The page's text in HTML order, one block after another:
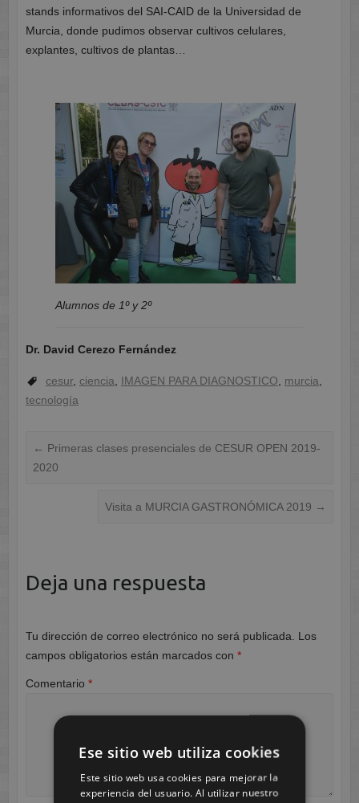
stands informativos del SAI-CAID de la Universidad de
Murcia, donde pudimos observar cultivos celulares,
explantes, cultivos de plantas…
Alumnos de 1º y 2º
Dr. David Cerezo Fernández
cesur, ciencia, IMAGEN PARA DIAGNOSTICO, murcia,
tecnología
← Primeras clases presenciales de CESUR OPEN 2019-
2020
Visita a MURCIA GASTRONÓMICA 2019 →
Deja una respuesta
Tu dirección de correo electrónico no será publicada.
Los
campos obligatorios están marcados con *
Comentario *
Ese sitio web utiliza cookies
Este sitio web usa cookies para mejorar la
experiencia del usuario. Al utilizar nuestro